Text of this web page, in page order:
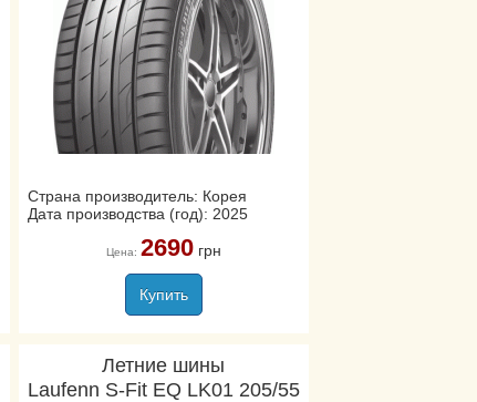
Страна производитель: Корея
Дата производства (год): 2025
Цена: 2690грн
Купить
Летние шины
Laufenn S-Fit EQ LK01 205/55